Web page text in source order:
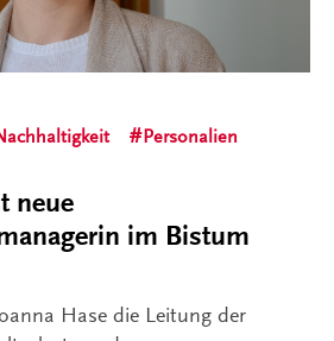
Personalien
neue
im Bistum
Hase die Leitung der